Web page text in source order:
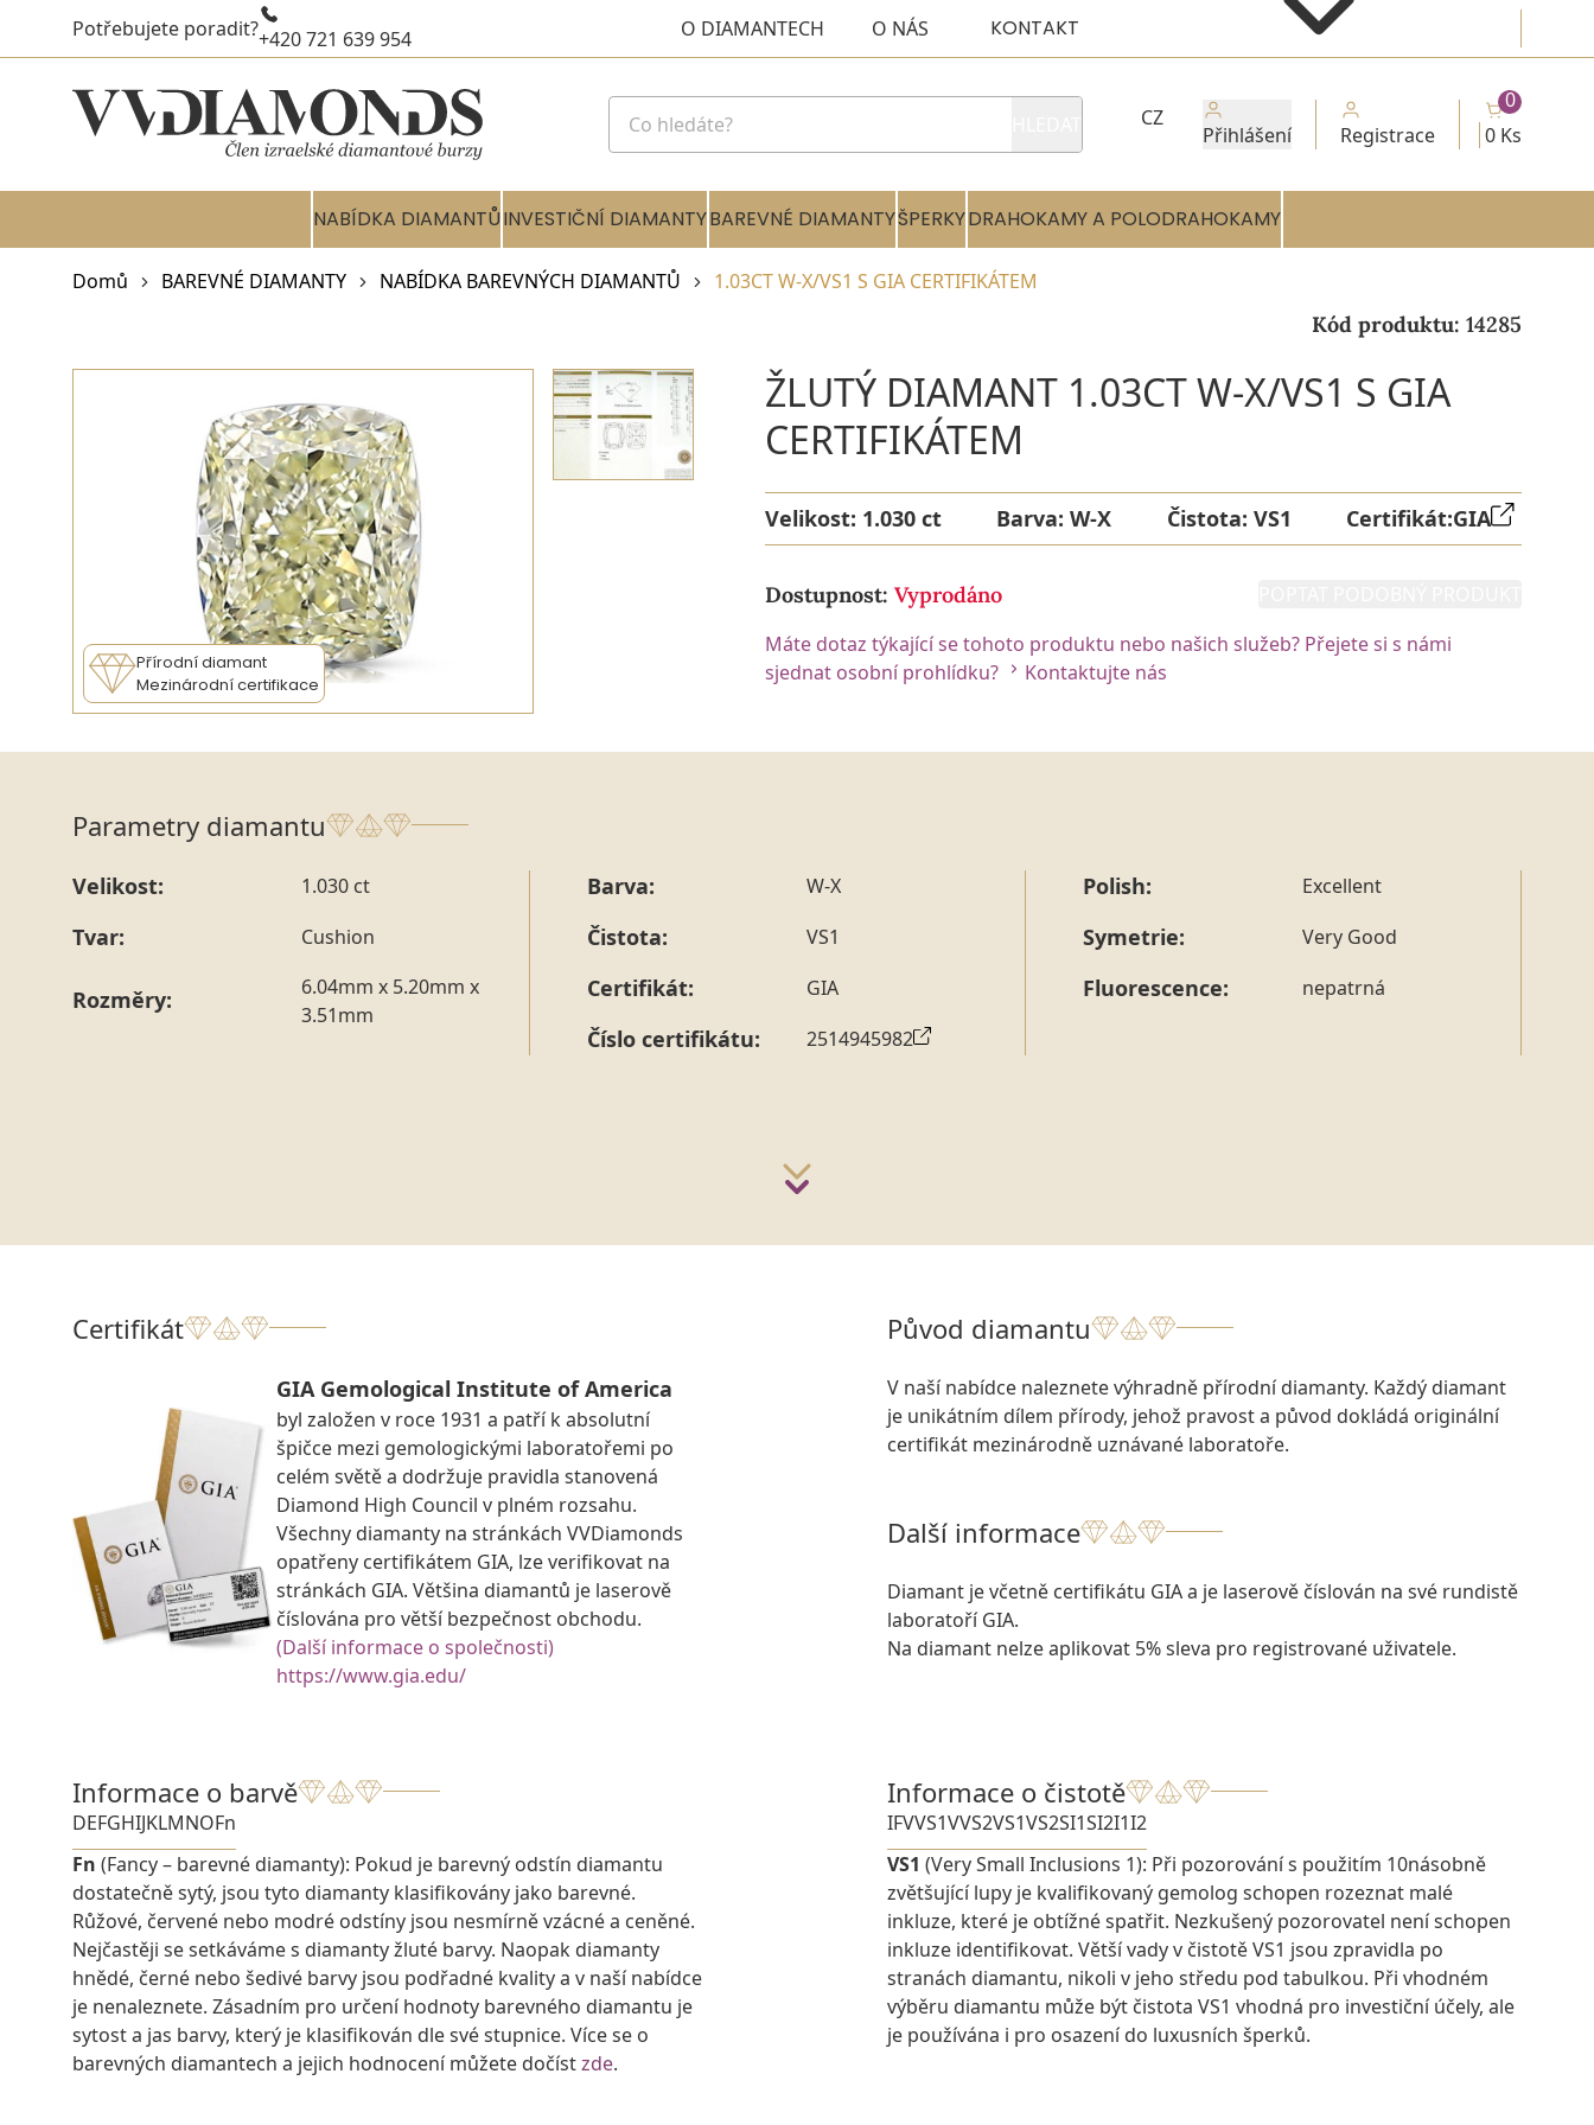
Potřebujete poradit?+420 721 639 954 O DIAMANTECH O NÁS KONTAKT
CZ
Přihlášení Registrace 0 Ks
0
NABÍDKA DIAMANTŮINVESTIČNÍ DIAMANTYBAREVNÉ DIAMANTYŠPERKYDRAHOKAMY A POLODRAHOKAMY
Domů BAREVNÉ DIAMANTY NABÍDKA BAREVNÝCH DIAMANTŮ 1.03CT W-X/VS1 S GIA CERTIFIKÁTEM
Kód produktu: 14285
Přírodní diamant
Mezinárodní certifikace
ŽLUTÝ DIAMANT 1.03CT W-X/VS1 S GIA
CERTIFIKÁTEM
Velikost: 1.030 ct Barva:W-X Čistota: VS1 Certifikát:GIA
Dostupnost: Vyprodáno
Máte dotaz týkající se tohoto produktu nebo našich služeb? Přejete si s námi
sjednat osobní prohlídku?
Kontaktujte nás
Parametry diamantu
Velikost: 1.030 ct
Tvar: Cushion
Rozměry:
6.04mm x 5.20mm x
3.51mm
Barva: W-X
Čistota: VS1
Certifikát: GIA
Číslo certifikátu: 2514945982
Polish: Excellent
Symetrie: Very Good
Fluorescence: nepatrná
Certifikát
GIA Gemological Institute of America
byl založen v roce 1931 a patří k absolutní
špičce mezi gemologickými laboratořemi po
celém světě a dodržuje pravidla stanovená
Diamond High Council v plném rozsahu.
Všechny diamanty na stránkách VVDiamonds
opatřeny certifikátem GIA, lze verifikovat na
stránkách GIA. Většina diamantů je laserově
číslována pro větší bezpečnost obchodu.
(Další informace o společnosti)
https://www.gia.edu/
Původ diamantu
V naší nabídce naleznete výhradně přírodní diamanty. Každý diamant
je unikátním dílem přírody, jehož pravost a původ dokládá originální
certifikát mezinárodně uznávané laboratoře.
Další informace
Diamant je včetně certifikátu GIA a je laserově číslován na své rundistě
laboratoří GIA.
Na diamant nelze aplikovat 5% sleva pro registrované uživatele.
Informace o barvě
DEFGHIJKLMNOFn
Fn (Fancy – barevné diamanty): Pokud je barevný odstín diamantu
dostatečně sytý, jsou tyto diamanty klasifikovány jako barevné.
Růžové, červené nebo modré odstíny jsou nesmírně vzácné a ceněné.
Nejčastěji se setkáváme s diamanty žluté barvy. Naopak diamanty
hnědé, černé nebo šedivé barvy jsou podřadné kvality a v naší nabídce
je nenaleznete. Zásadním pro určení hodnoty barevného diamantu je
sytost a jas barvy, který je klasifikován dle své stupnice. Více se o
barevných diamantech a jejich hodnocení můžete dočístzde.
Informace o čistotě
IFVVS1VVS2VS1VS2SI1SI2I1I2
VS1 (Very Small Inclusions 1): Při pozorování s použitím 10násobně
zvětšující lupy je kvalifikovaný gemolog schopen rozeznat malé
inkluze, které je obtížné spatřit. Nezkušený pozorovatel není schopen
inkluze identifikovat. Větší vady v čistotě VS1 jsou zpravidla po
stranách diamantu, nikoli v jeho středu pod tabulkou. Při vhodném
výběru diamantu může být čistota VS1 vhodná pro investiční účely, ale
je používána i pro osazení do luxusních šperků.